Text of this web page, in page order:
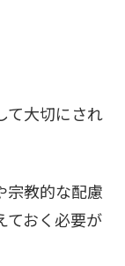
て大切にされ
宗教的な配慮
ておく必要が